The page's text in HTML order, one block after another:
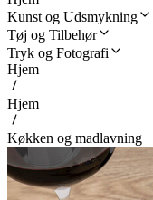
Kunst og Udsmykning
Tøj og Tilbehør
Tryk og Fotografi
Hjem
Hjem
Køkken og madlavning